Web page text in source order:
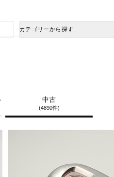
カテゴリーから探す
中古
(4890件)